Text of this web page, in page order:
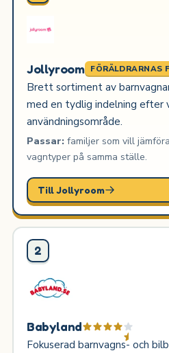
Jollyroom FÖRÄLDRARNAS
Brett sortiment av
med en tydlig indelning efter
användningsområde.
Passar:familjer som vill
vagntyper på samma ställe.
Till Jollyroom
2
Babyland
Fokuserad barnvagns- och